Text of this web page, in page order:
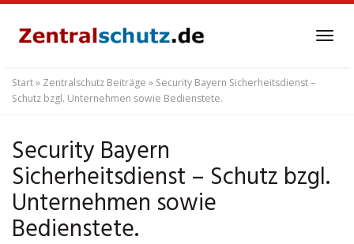
content
Start» Zentralschutz Beiträge » Security Bayern Sicherheitsdienst –
Schutz bzgl. Unternehmen sowie Bedienstete.
Security Bayern
Sicherheitsdienst – Schutz bzgl.
Unternehmen sowie
Bedienstete.